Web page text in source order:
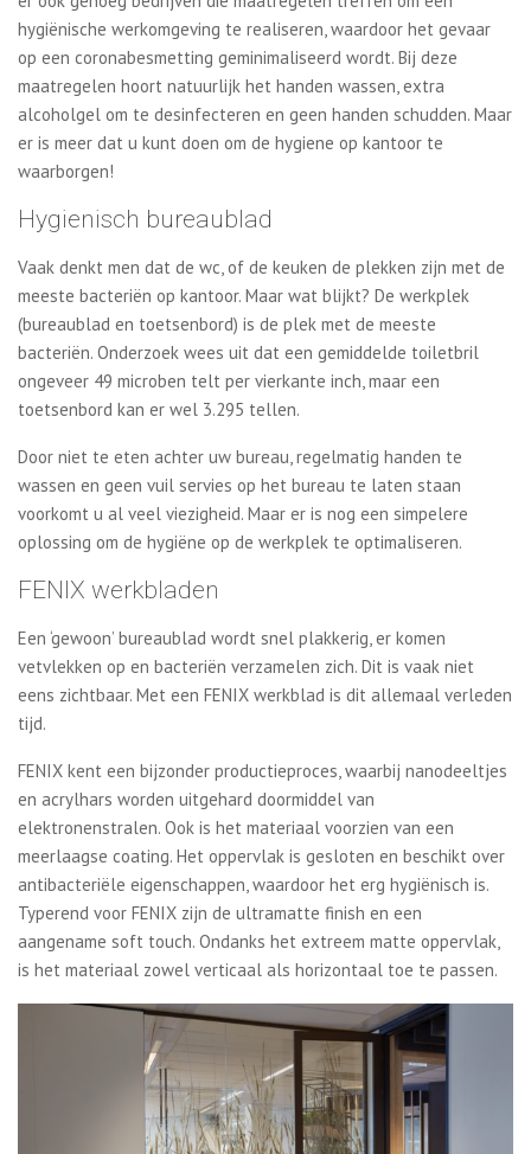
hygiënische werkomgeving te realiseren, waardoor het gevaar
op een coronabesmetting geminimaliseerd wordt. Bij deze
maatregelen hoort natuurlijk het handen wassen, extra
alcoholgel om te desinfecteren en geen handen schudden. Maar
er is meer dat u kunt doen om de hygiene op kantoor te
waarborgen!
Hygienisch bureaublad
Vaak denkt men dat de wc, of de keuken de plekken zijn met de
meeste bacteriën op kantoor. Maar wat blijkt? De werkplek
(bureaublad en toetsenbord) is de plek met de meeste
bacteriën. Onderzoek wees uit dat een gemiddelde toiletbril
ongeveer 49 microben telt per vierkante inch, maar een
toetsenbord kan er wel 3.295 tellen.
Door niet te eten achter uw bureau, regelmatig handen te
wassen en geen vuil servies op het bureau te laten staan
voorkomt u al veel viezigheid. Maar er is nog een simpelere
oplossing om de hygiëne op de werkplek te optimaliseren.
FENIX werkbladen
Een ‘gewoon’ bureaublad wordt snel plakkerig, er komen
vetvlekken op en bacteriën verzamelen zich. Dit is vaak niet
eens zichtbaar. Met een FENIX werkblad is dit allemaal verleden
tijd.
FENIX kent een bijzonder productieproces, waarbij nanodeeltjes
en acrylhars worden uitgehard doormiddel van
elektronenstralen. Ook is het materiaal voorzien van een
meerlaagse coating. Het oppervlak is gesloten en beschikt over
antibacteriële eigenschappen, waardoor het erg hygiënisch is.
Typerend voor FENIX zijn de ultramatte finish en een
aangename soft touch. Ondanks het extreem matte oppervlak,
is het materiaal zowel verticaal als horizontaal toe te passen.